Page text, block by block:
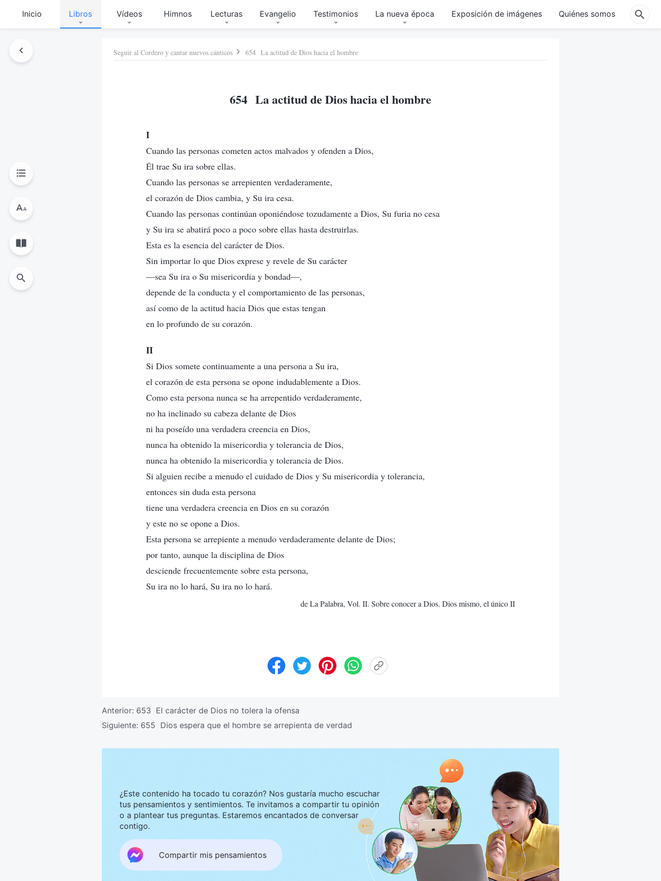
Inicio Libros Vídeos Himnos Lecturas Evangelio Testimonios La nueva época Exposición de imágenes Quiénes somos
Seguir al Cordero y cantar nuevos cánticos 654 La actitud de Dios hacia el hombre
654 La actitud de Dios hacia el hombre
I
Cuando las personas cometen actos malvados y ofenden a Dios,
Él trae Su ira sobre ellas.
Cuando las personas se arrepienten verdaderamente,
el corazón de Dios cambia, y Su ira cesa.
Cuando las personas continúan oponiéndose tozudamente a Dios, Su furia no cesa
y Su ira se abatirá poco a poco sobre ellas hasta destruirlas.
Esta es la esencia del carácter de Dios.
Sin importar lo que Dios exprese y revele de Su carácter
—sea Su ira o Su misericordia y bondad—,
depende de la conducta y el comportamiento de las personas,
así como de la actitud hacia Dios que estas tengan
en lo profundo de su corazón.
II
Si Dios somete continuamente a una persona a Su ira,
el corazón de esta persona se opone indudablemente a Dios.
Como esta persona nunca se ha arrepentido verdaderamente,
no ha inclinado su cabeza delante de Dios
ni ha poseído una verdadera creencia en Dios,
nunca ha obtenido la misericordia y tolerancia de Dios,
nunca ha obtenido la misericordia y tolerancia de Dios.
Si alguien recibe a menudo el cuidado de Dios y Su misericordia y tolerancia,
entonces sin duda esta persona
tiene una verdadera creencia en Dios en su corazón
y este no se opone a Dios.
Esta persona se arrepiente a menudo verdaderamente delante de Dios;
por tanto, aunque la disciplina de Dios
desciende frecuentemente sobre esta persona,
Su ira no lo hará, Su ira no lo hará.
de La Palabra, Vol. II. Sobre conocer a Dios. Dios mismo, el único II
Anterior: 653 El carácter de Dios no tolera la ofensa
Siguiente: 655 Dios espera que el hombre se arrepienta de verdad
¿Este contenido ha tocado tu corazón? Nos gustaría mucho escuchar
tus pensamientos y sentimientos. Te invitamos a compartir tu opinión
o a plantear tus preguntas. Estaremos encantados de conversar
contigo.
Compartir mis pensamientos